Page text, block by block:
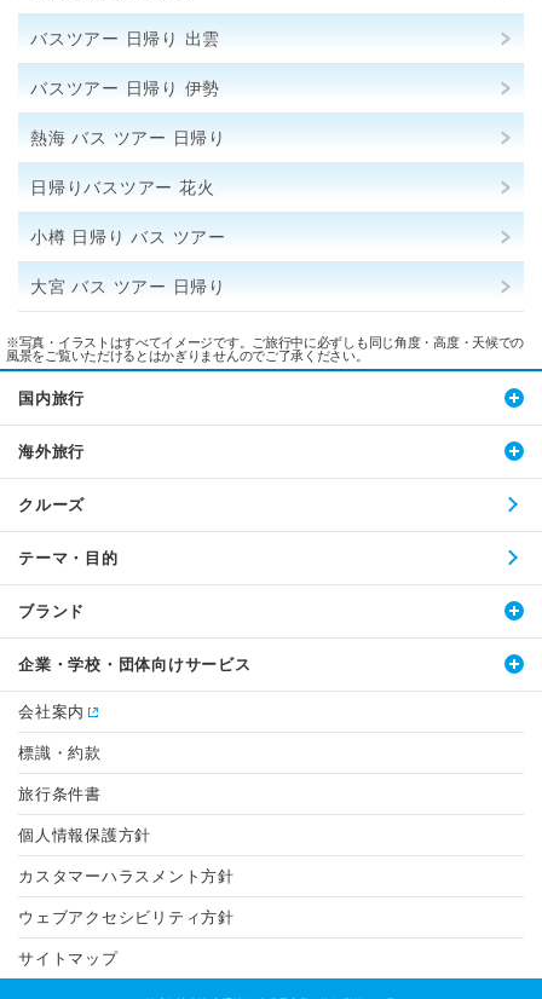
バスツアー 日帰り 出雲
バスツアー 日帰り 伊勢
熱海 バス ツアー 日帰り
日帰りバスツアー 花火
小樽 日帰り バス ツアー
大宮 バス ツアー 日帰り
※写真・イラストはすべてイメージです。ご旅行中に必ずしも同じ角度・高度・天候での
風景をご覧いただけるとはかぎりませんのでご了承ください。
国内旅行
海外旅行
クルーズ
テーマ・目的
ブランド
企業・学校・団体向けサービス
会社案内
標識・約款
旅行条件書
個人情報保護方針
カスタマーハラスメント方針
ウェブアクセシビリティ方針
サイトマップ